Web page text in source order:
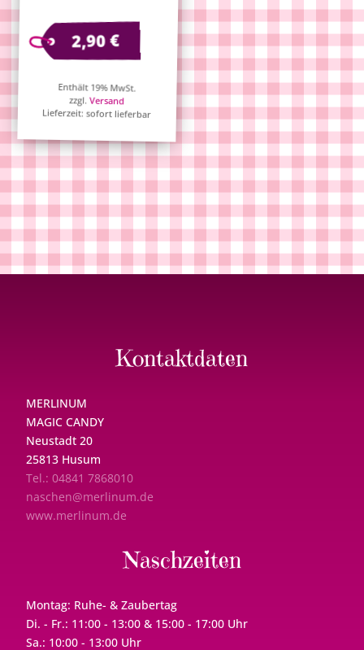
2,90€
Enthält 19% MwSt.
zzgl.Versand
Lieferzeit: sofort lieferbar
Kontaktdaten
MERLINUM
MAGIC CANDY
Neustadt 20
25813 Husum
Tel.: 04841 7868010
naschen@merlinum.de
www.merlinum.de
Naschzeiten
Montag: Ruhe- & Zaubertag
Di. - Fr.: 11:00 - 13:00 & 15:00 - 17:00 Uhr
Sa.: 10:00 - 13:00 Uhr